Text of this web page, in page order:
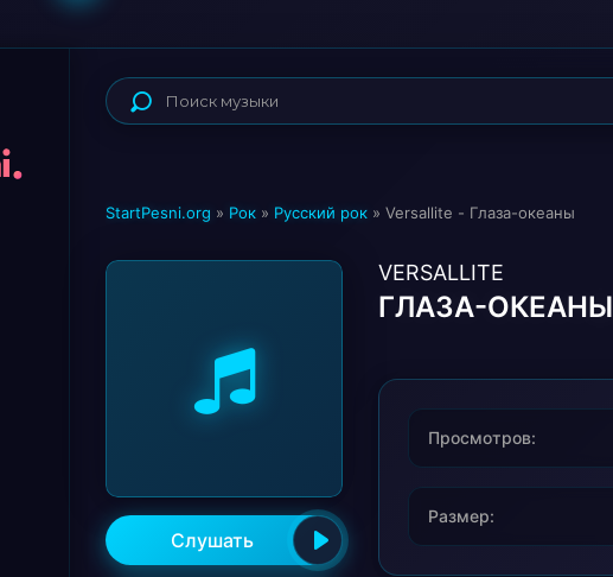
StartPesni.org » Рок » Русский рок » Versallite - Глаза-океаны
Слушать
VERSALLITE
ГЛАЗА-ОКЕАНЫ
Просмотров:
Размер: